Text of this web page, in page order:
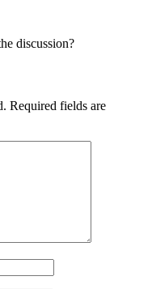
discussion?
Required fields are